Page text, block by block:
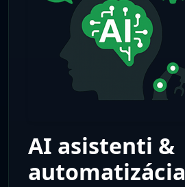
AI asistenti &
automatizácia